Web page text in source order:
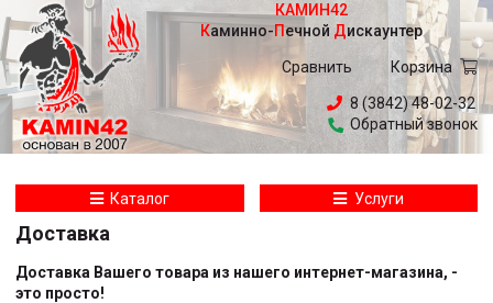
КАМИН42
Каминно- Печной Дискаунтер
Сравнить Корзина
8 (3842) 48-02-32
Обратный звонок
Каталог Услуги
Доставка
Доставка Вашего товара из нашего интернет-магазина, -
это просто!